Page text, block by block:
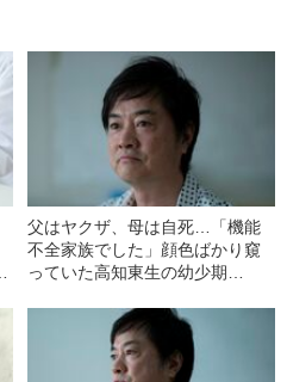
父はヤクザ、母は自死…「機能
不全家族でした」顔色ばかり窺
っていた高知東生の幼少期